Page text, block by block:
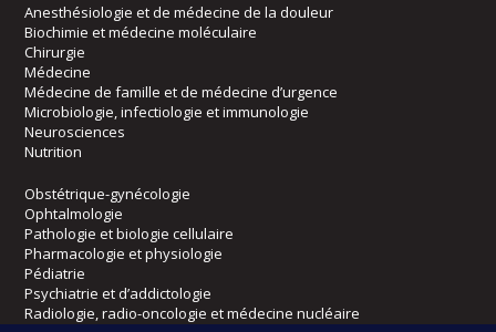
Anesthésiologie et de médecine de la douleur
Biochimie et médecine moléculaire
Chirurgie
Médecine
Médecine de famille et de médecine d’urgence
Microbiologie, infectiologie et immunologie
Neurosciences
Nutrition
Obstétrique-gynécologie
Ophtalmologie
Pathologie et biologie cellulaire
Pharmacologie et physiologie
Pédiatrie
Psychiatrie et d’addictologie
Radiologie, radio-oncologie et médecine nucléaire